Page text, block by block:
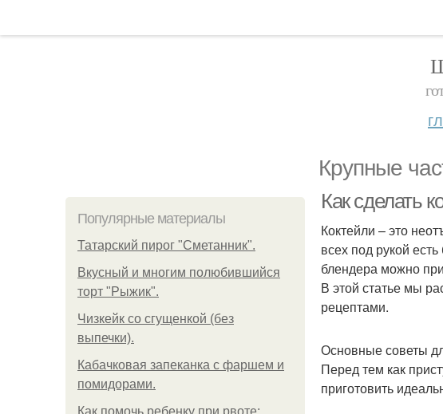
Крупные
Популярные материалы
Татарский пирог "Сметанник".
Вкусный и многим полюбившийся
торт "Рыжик".
Чизкейк со сгущенкой (без
выпечки).
Кабачковая запеканка с фаршем и
помидорами.
Как помочь ребенку при рвоте:
Как сделать
Коктейли – это
всех под рукой
блендера можно
В этой статье мы
рецептами.
Основные советы
Перед тем как
приготовить